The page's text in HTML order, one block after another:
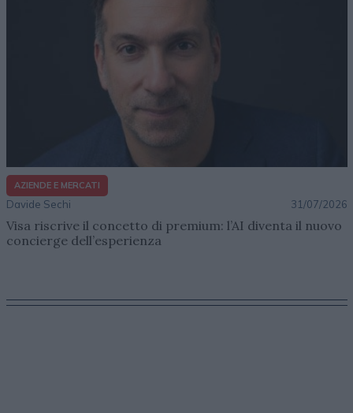
AZIENDE E MERCATI
Davide Sechi 31/07/2026
Visa riscrive il concetto di premium: l’AI diventa il nuovo
concierge dell’esperienza